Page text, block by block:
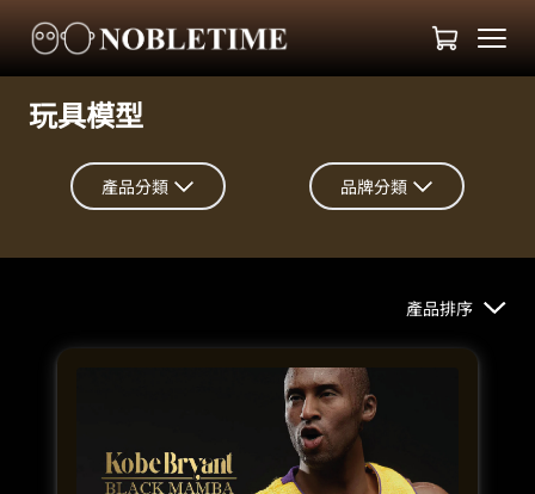
玩具模型
產品分類 品牌分類
產品排序